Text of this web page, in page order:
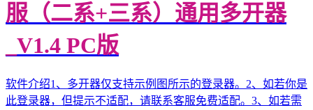
服（二系+三系）通用多开器
_V1.4 PC版
软件介绍1、多开器仅支持示例图所示的登录器。2、如若你是
此登录器，但提示不适配，请联系客服免费适配。3、如若需